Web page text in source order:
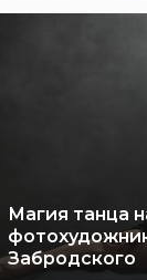
Магия танца
Забродского